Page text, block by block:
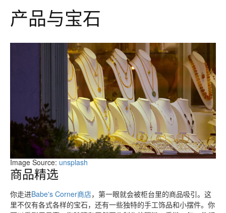
产品与宝石
Image Source:unsplash
商品精选
你走进Babe's Corner商店，第一眼就会被柜台里的商品吸引。这
里不仅有各式各样的宝石，还有一些独特的手工饰品和小摆件。你